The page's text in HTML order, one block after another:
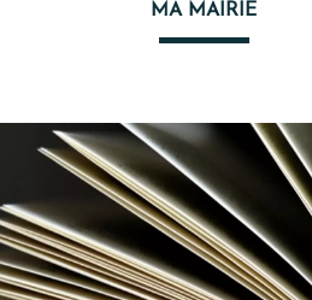
MA MAIRIE